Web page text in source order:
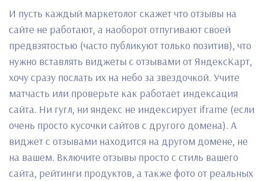
И пусть каждый маркетолог скажет что отзывы на
сайте не работают, а наоборот отпугивают своей
предвзятостью (часто публикуют только позитив), что
нужно вставлять виджеты с отзывами от ЯндексКарт,
хочу сразу послать их на небо за звёздочкой. Учите
матчасть или проверьте как работает индексация
сайта. Ни гугл, ни яндекс не индексирует iframe (если
очень просто кусочки сайтов с другого домена). А
виджет с отзывами находится на другом домене, не
на вашем. Включите отзывы просто с стиль вашего
сайта, рейтинги продуктов, а также фото от реальных